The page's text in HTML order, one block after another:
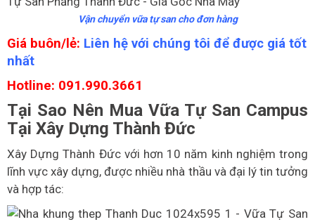
Vận chuyển vữa tự san cho đơn hàng
Giá buôn/lẻ: Liên hệ với chúng tôi để được giá tốt
nhất
Hotline: 091.990.3661
Tại Sao Nên Mua Vữa Tự San Campus
Tại Xây Dựng Thành Đức
Xây Dựng Thành Đức với hơn 10 năm kinh nghiệm trong
lĩnh vực xây dựng, được nhiều nhà thầu và đại lý tin tưởng
và hợp tác: